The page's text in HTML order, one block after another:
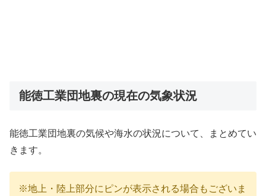
能徳工業団地裏の現在の気象状況
能徳工業団地裏の気候や海水の状況について、まとめてい
きます。
※地上・陸上部分にピンが表示される場合もございま